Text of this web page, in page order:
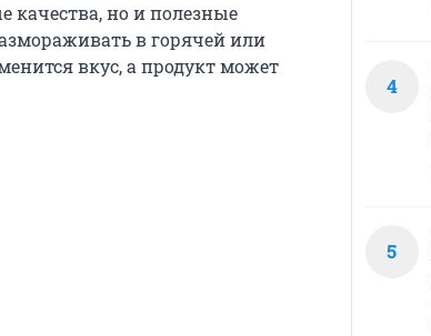
качества, но и полезные
в горячей или
вкус, а продукт может
4
5